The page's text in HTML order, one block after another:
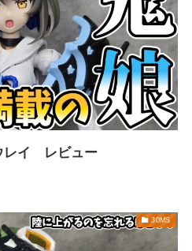
レイ レビュー
30MS